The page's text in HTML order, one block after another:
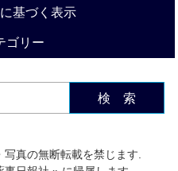
基づく表示
ゴリー
検 索
写真の無断転載を禁じます.